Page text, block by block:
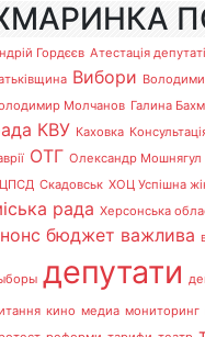
Гордєєв Атестація
Вибори
Молчанов Галина
КВУ Каховка
ОТГ Олександр Мошнягул
Скадовськ ХОЦ Успішна
рада Херсонська
бюджет важлива
депутати
кино медиа мониторинг